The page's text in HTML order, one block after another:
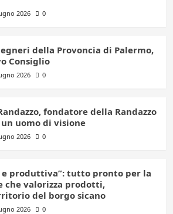
2026 0
della Provoncia di Palermo,
Consiglio
2026 0
fondatore della Randazzo
uomo di visione
2026 0
e produttiva”: tutto pronto per la
che valorizza prodotti,
del borgo sicano
2026 0